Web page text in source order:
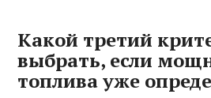
Какой третий
выбрать, если
топлива уже